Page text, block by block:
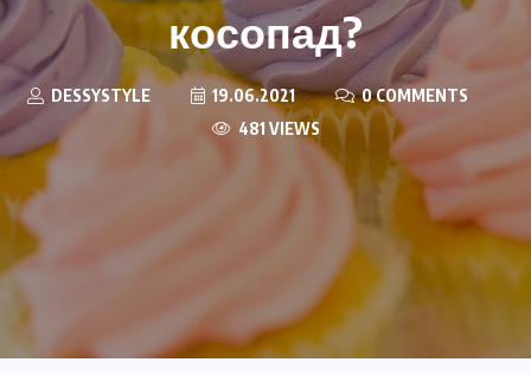
косопад?
DESSYSTYLE 19.06.2021
0 COMMENTS
481 VIEWS